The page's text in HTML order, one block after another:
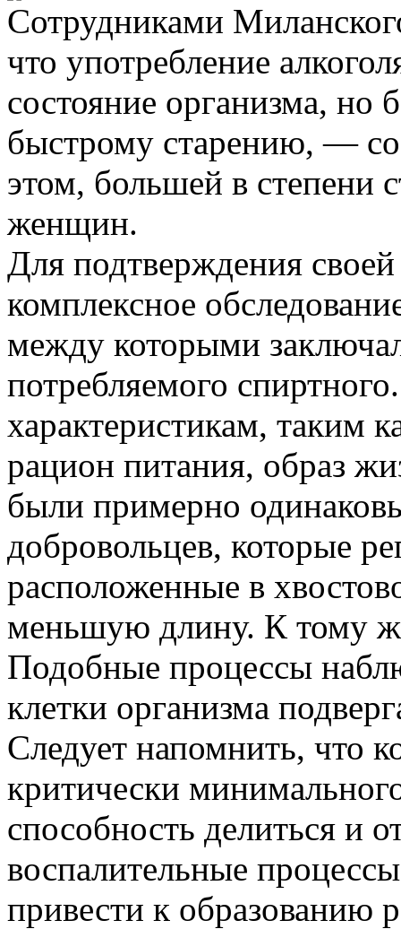
Сотрудниками
что употребление
состояние организма, но
быстрому старению, —
этом, большей в степени
женщин.
Для подтверждения
комплексное
между которыми
потребляемого
характеристикам, таким
рацион питания, образ
были примерно
добровольцев, которые
расположенные в
меньшую длину. К тому
Подобные процессы
клетки организма
Следует напомнить, что
критически
способность делиться и
воспалительные
привести к образованию